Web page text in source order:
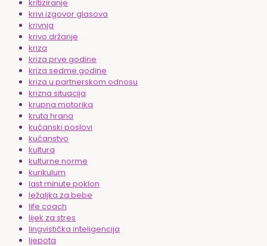
kritiziranje
krivi izgovor glasova
krivnja
krivo držanje
kriza
kriza prve godine
kriza sedme godine
kriza u partnerskom odnosu
krizna situacija
krupna motorika
kruta hrana
kućanski poslovi
kućanstvo
kultura
kulturne norme
kurikulum
last minute poklon
ležaljka za bebe
life coach
lijek za stres
lingvistička inteligencija
ljepota